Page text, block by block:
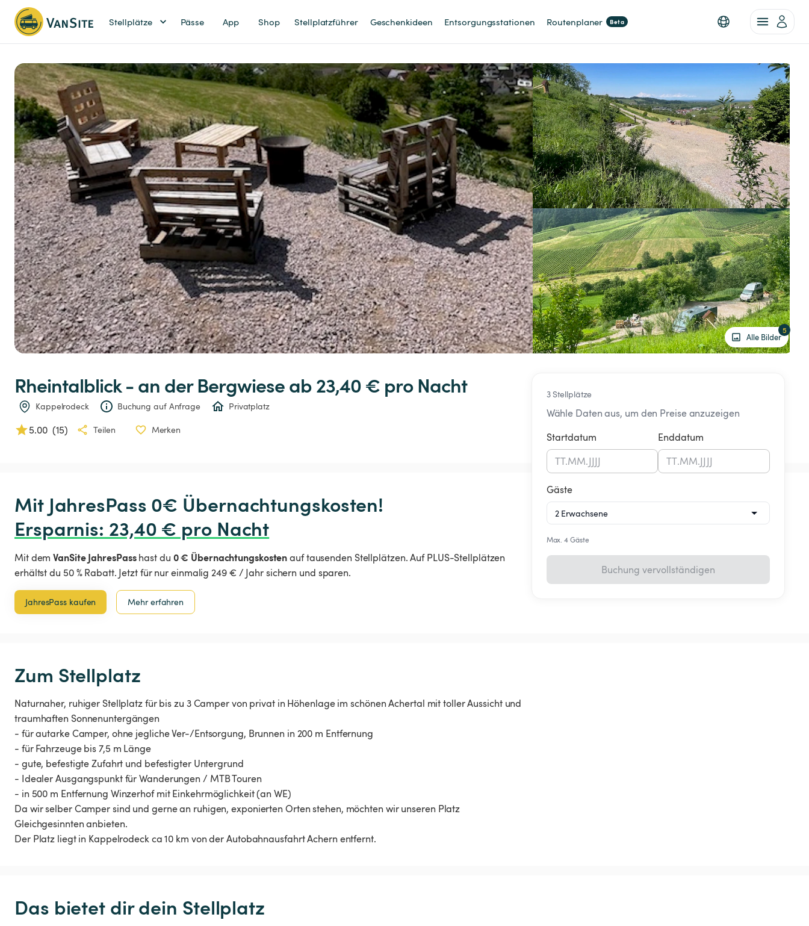
Stellplätze Pässe App Shop Stellplatzführer Geschenkideen Entsorgungsstationen Routenplaner Beta
Alle Bilder
5
Rheintalblick -an der Bergwiese ab 23,40 € pro Nacht
Kappelrodeck Buchung auf Anfrage Privatplatz
5.00 (15) Teilen Merken
3 Stellplätze
Wähle Daten aus, um den Preise anzuzeigen
Startdatum
TT.MM.JJJJ
Enddatum
TT.MM.JJJJ
Gäste
Max. 4 Gäste
Buchung vervollständigen
Ersparnis: 23,40 € pro Nacht
Mit demVanSite JahresPasshast du 0 € Übernachtungskostenauf tausenden Stellplätzen. Auf PLUS-Stellplätzen
erhältst du 50 % Rabatt. Jetzt für nur einmalig 249 € / Jahr sichern und sparen.
JahresPass kaufen Mehr erfahren
Zum Stellplatz
Naturnaher, ruhiger Stellplatz für bis zu 3 Camper von privat in Höhenlage im schönen Achertal mit toller Aussicht und
traumhaften Sonnenuntergängen
- für autarke Camper, ohne jegliche Ver-/Entsorgung, Brunnen in 200 m Entfernung
- für Fahrzeuge bis 7,5 m Länge
- gute, befestigte Zufahrt und befestigter Untergrund
- Idealer Ausgangspunkt für Wanderungen / MTB Touren
- in 500 m Entfernung Winzerhof mit Einkehrmöglichkeit (an WE)
Da wir selber Camper sind und gerne an ruhigen, exponierten Orten stehen, möchten wir unseren Platz
Gleichgesinnten anbieten.
Der Platz liegt in Kappelrodeck ca 10 km von der Autobahnausfahrt Achern entfernt.
Das bietet dir dein Stellplatz